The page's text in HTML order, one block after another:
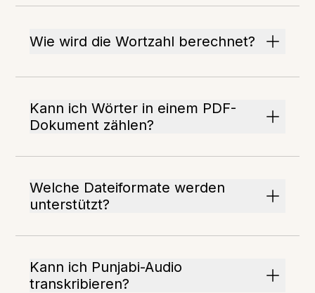
Wie wird die Wortzahl berechnet?
Kann ich Wörter in einem PDF-
Dokument zählen?
Welche Dateiformate werden
unterstützt?
Kann ich Punjabi-Audio
transkribieren?